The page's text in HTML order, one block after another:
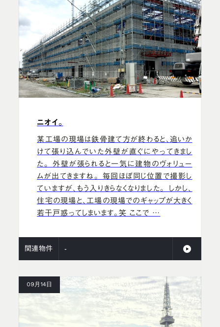
ニオイ。
某工場の現場は鉄骨建て方が終わると、追いか
けて張り込んでいた外壁が直ぐにやってきまし
た。 外壁が張られると一気に建物のヴォリュー
ムが出てきますね。 毎回ほぼ同じ位置で撮影し
ていますが、もう入りきらなくなりました。 しかし、
住宅の現場と、工場の現場でのギャップが大きく
若干戸惑ってしまいます。笑 ここで …
関連物件 -
09月14日